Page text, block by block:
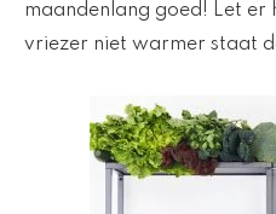
maandenlang goed! Let
vriezer niet warmer staat